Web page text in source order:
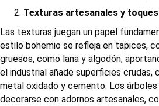
Texturas artesanales y
Las texturas juegan un papel
estilo bohemio se refleja en tapices,
gruesos, como lana y algodón,
el industrial añade superficies crudas,
metal oxidado y cemento. Los
decorarse con adornos artesanales,